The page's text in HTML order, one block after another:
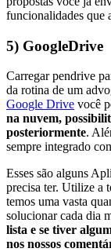
funcionalidades que
5) GoogleDrive
Carregar pendrive
da rotina de um
Google Drive você
na nuvem,
posteriormente.
sempre integrado
Esses são alguns
precisa ter. Utilize a
temos uma vasta
solucionar cada dia
lista e se tiver
nos nossos